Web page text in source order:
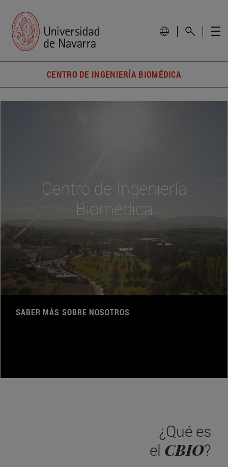
CENTRO DE INGENIERÍA BIOMÉDICA
Centro de Ingeniería
Biomédica
SABER MÁS SOBRE NOSOTROS
¿Qué es
el CBIO?